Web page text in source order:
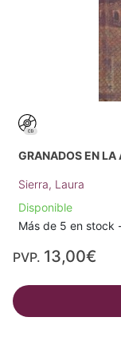
GRANADOS EN
Sierra, Laura
Disponible
Más de 5 en stock
PVP. 13,00€